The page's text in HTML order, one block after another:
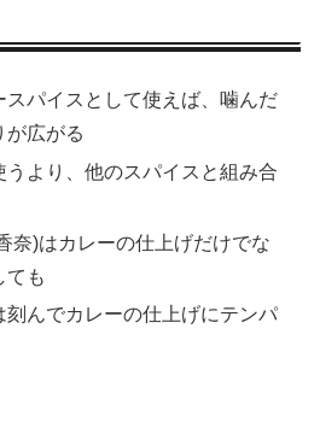
スパイスとして使えば、噛んだ
が広がる
より、他のスパイスと組み合
奈)はカレーの仕上げだけでな
ても
刻んでカレーの仕上げにテンパ